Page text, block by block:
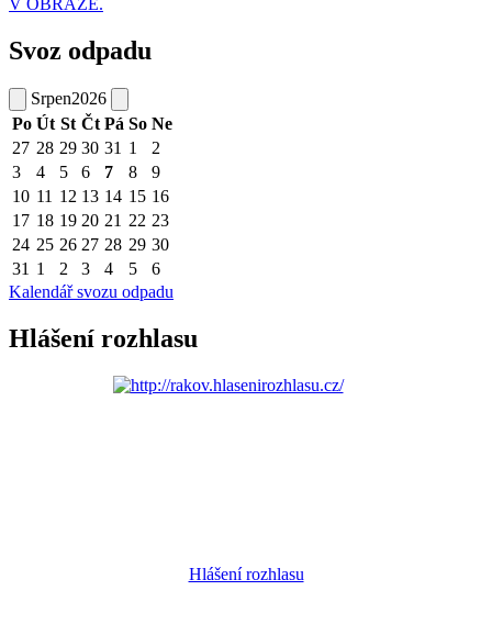
V OBRAZE.
Svoz odpadu
Srpen2026
Po Út St Čt Pá So Ne
27 28 29 30 31 1
2
3
4 5 6 7 8
9
10 11 12 13 14 15 16
17 18 19 20 21 22 23
24 25 26 27 28 29 30
31 1 2 3 4 5
6
Kalendář svozu odpadu
Hlášení rozhlasu
Hlášení rozhlasu